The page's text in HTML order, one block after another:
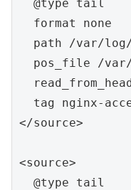
  @type tail
  format none
path /var/
pos_file /
tag nginx-
</source>
<source>
  @type tail